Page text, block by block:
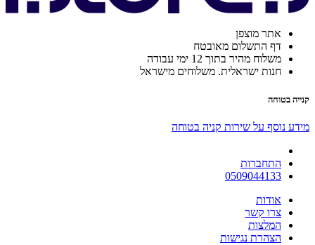
אתר מוצפן
דף התשלום מאובטח
משלוח מהיר בתוך 12 ימי עבודה
חנות ישראלית. משלוחים מישראל
קנייה בטוחה
מידע נוסף על שירות קניה בטוחה
התחברות
0509044133
אודות
צרו קשר
המלצות
הצהרת נגישות